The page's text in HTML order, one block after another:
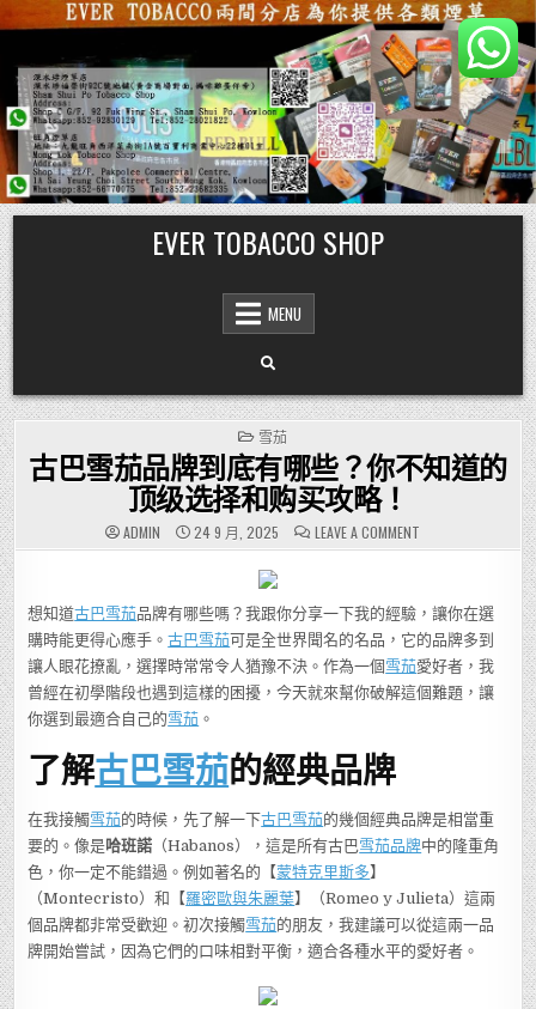
Skip
to
content
EVER TOBACCO SHOP
MENU
POSTED
IN
雪茄
古巴雪茄品牌到底有哪些？你不知道的
顶级选择和购买攻略！
ADMIN 24 9 月, 2025 LEAVE A COMMENTON
古
牌
到
底
有
哪
些？
你
择
和
购
略！
想知道古巴雪茄品牌有哪些嗎？我跟你分享一下我的經驗，讓你在選
購時能更得心應手。古巴雪茄可是全世界聞名的名品，它的品牌多到
讓人眼花撩亂，選擇時常常令人猶豫不決。作為一個 雪茄愛好者，我
曾經在初學階段也遇到這樣的困擾，今天就來幫你破解這個難題，讓
你選到最適合自己的雪茄 。
了解古巴雪茄的經典品牌
在我接觸雪茄的時候，先了解一下古巴雪茄的幾個經典品牌是相當重
要的。像是哈班諾 （Habanos），這是所有古巴雪茄品牌中的隆重角
色，你一定不能錯過。例如著名的【蒙特克里斯多】
（Montecristo）和【羅密歐與朱麗葉】（Romeo y Julieta）這兩
個品牌都非常受歡迎。初次接觸雪茄的朋友，我建議可以從這兩一品
牌開始嘗試，因為它們的口味相對平衡，適合各種水平的愛好者。